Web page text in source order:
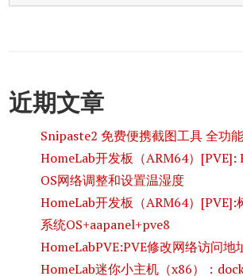
近期文章
Snipaste2 免费便携截图工具 全功
HomeLab开发板（ARM64）[PVE]:
OS网络调整和设置温湿度
HomeLab开发板（ARM64）[PVE]:
系统OS+aapanel+pve8
HomeLabPVE:PVE修改网络访问地
HomeLab迷你小主机（x86）：